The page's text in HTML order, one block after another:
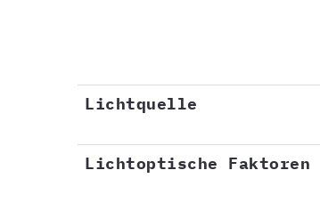
Lichtquelle
Lichtoptische Faktoren